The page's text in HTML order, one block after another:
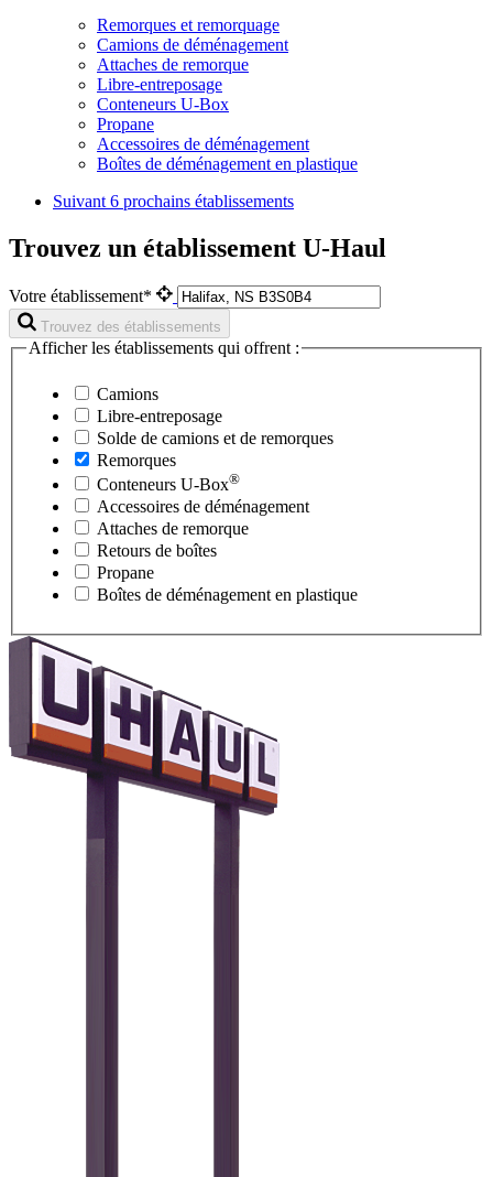
Remorques et remorquage
Camions de déménagement
Attaches de remorque
Libre-entreposage
Conteneurs U-Box
Propane
Accessoires de déménagement
Boîtes de déménagement en plastique
Suivant 6 prochains établissements
Trouvez un établissement U-Haul
Votre établissement*
Trouvez des établissements
Afficher les établissements qui offrent :
Camions
Libre-entreposage
Solde de camions et de remorques
Remorques
Conteneurs U-Box®
Accessoires de déménagement
Attaches de remorque
Retours de boîtes
Propane
Boîtes de déménagement en plastique